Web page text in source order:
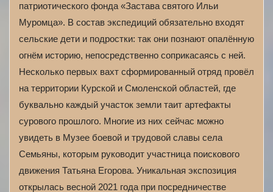
патриотического фонда «Застава святого Ильи
Муромца». В состав экспедиций обязательно входят
сельские дети и подростки: так они познают опалённую
огнём историю, непосредственно соприкасаясь с ней.
Несколько первых вахт сформированный отряд провёл
на территории Курской и Смоленской областей, где
буквально каждый участок земли таит артефакты
сурового прошлого. Многие из них сейчас можно
увидеть в Музее боевой и трудовой славы села
Семьяны, которым руководит участница поискового
движения Татьяна Егорова. Уникальная экспозиция
открылась весной 2021 года при посредничестве